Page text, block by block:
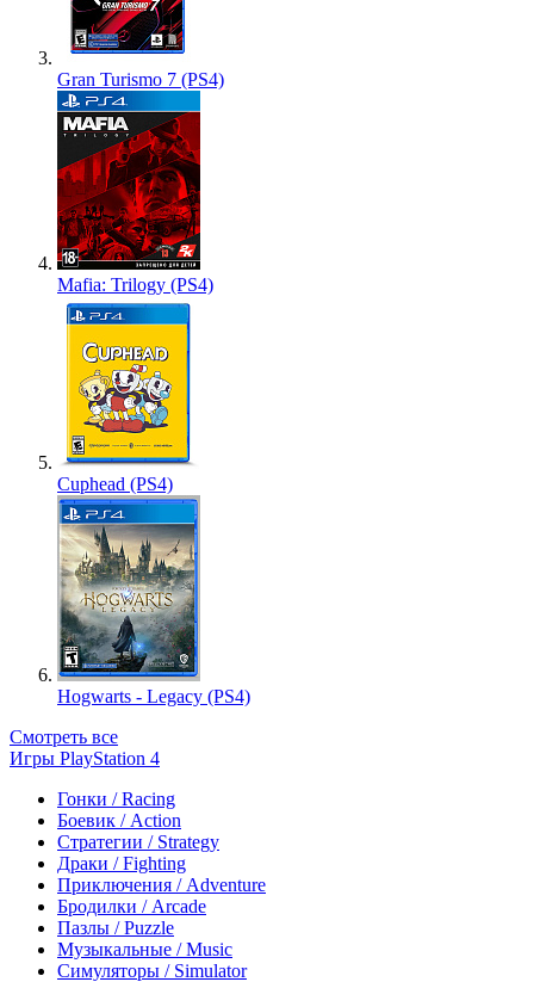
Gran Turismo 7 (PS4)
Mafia: Trilogy (PS4)
Cuphead (PS4)
Hogwarts - Legacy (PS4)
Смотреть все
Игры PlayStation 4
Гонки / Racing
Боевик / Action
Стратегии / Strategy
Драки / Fighting
Приключения / Adventure
Бродилки / Arcade
Пазлы / Puzzle
Музыкальные / Music
Симуляторы / Simulator